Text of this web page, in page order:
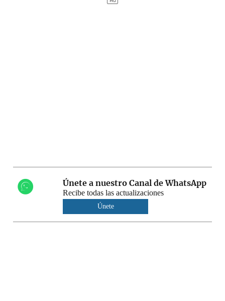
Únete a nuestro Canal de WhatsApp
Recibe todas las actualizaciones
Únete